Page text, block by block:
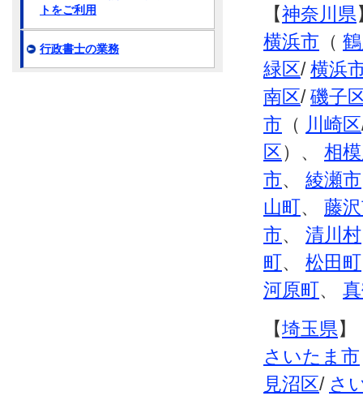
【神奈川県
横浜市 （
緑区/横浜
南区/磯子
市 （ 川崎区
区）、 相
市、 綾瀬市
山町、 藤
市、 清川村
町、 松田町
河原町、
【埼玉県】
さいたま市
見沼区/ さ
トをご利用
行政書士の業務